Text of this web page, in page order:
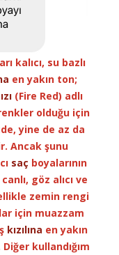
kalıcı, su bazlı
en yakın ton;
(Fire Red) adlı
olduğu için
yine de az da
Ancak şunu
saç boyalarının
göz alıcı ve
zemin rengi
için muazzam
kızılına en yakın
kullandığım